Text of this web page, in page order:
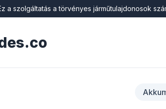
a szolgáltatás a törvényes járműtulajdonosok